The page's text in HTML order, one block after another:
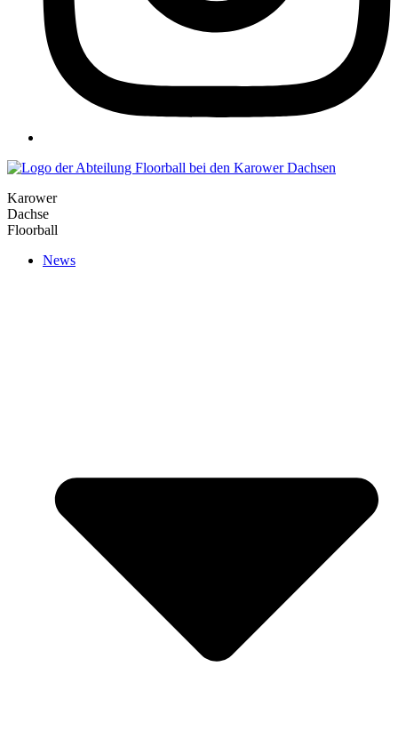
Karower
Dachse
Floorball
News